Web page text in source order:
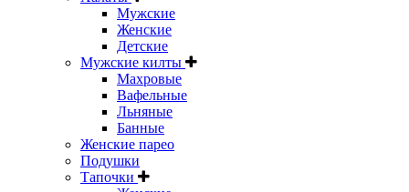
Мужские
Женские
Детские
Мужские килты
Махровые
Вафельные
Льняные
Банные
Женские парео
Подушки
Тапочки